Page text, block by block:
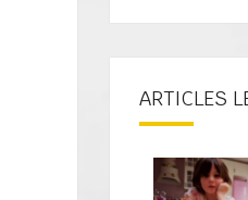
ARTICLES